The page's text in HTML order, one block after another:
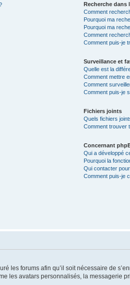
Recherche dans
Comment
Pourquoi ma
Pourquoi ma
Comment
Comment puis-je
Surveillance et
Quelle est la
Comment mettre
Comment
Comment puis-je
Fichiers joints
Quels fichiers
Comment trouver
Concernant
Qui a développé
Pourquoi la
Qui contacter
Comment puis-je
les forums afin qu’il soit nécessaire de
les avatars personnalisés, la messagerie